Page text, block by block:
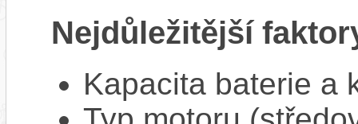
Nejdůležitější
Kapacita baterie a